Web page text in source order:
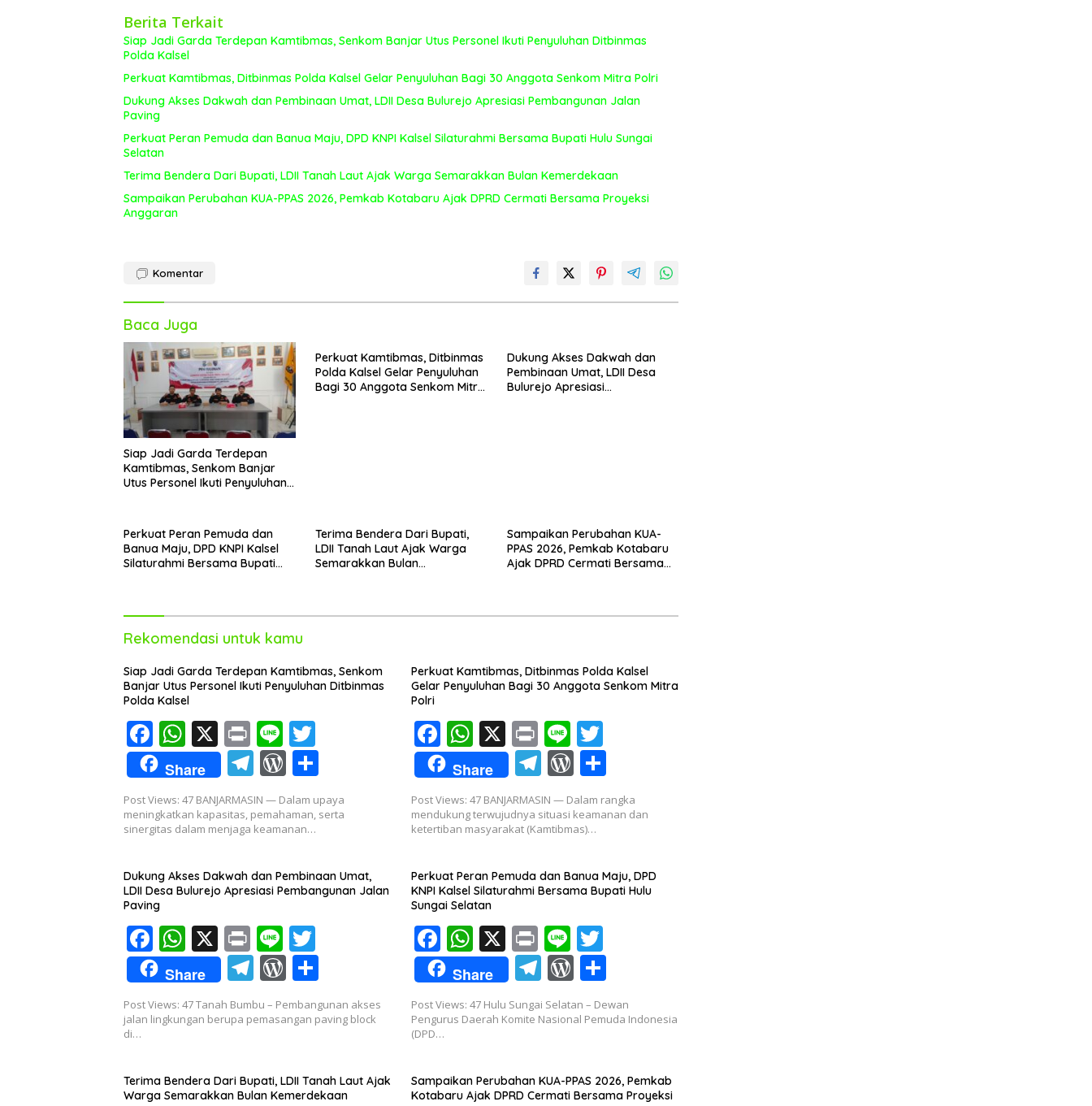
Berita Terkait
Siap Jadi Garda Terdepan Kamtibmas, Senkom Banjar Utus Personel Ikuti Penyuluhan Ditbinmas
Polda Kalsel
Perkuat Kamtibmas, Ditbinmas Polda Kalsel Gelar Penyuluhan Bagi 30 Anggota Senkom Mitra Polri
Dukung Akses Dakwah dan Pembinaan Umat, LDII Desa Bulurejo Apresiasi Pembangunan Jalan
Paving
Perkuat Peran Pemuda dan Banua Maju, DPD KNPI Kalsel Silaturahmi Bersama Bupati Hulu Sungai
Selatan
Terima Bendera Dari Bupati, LDII Tanah Laut Ajak Warga Semarakkan Bulan Kemerdekaan
Sampaikan Perubahan KUA-PPAS 2026, Pemkab Kotabaru Ajak DPRD Cermati Bersama Proyeksi
Anggaran
Komentar
Baca Juga
Siap Jadi Garda Terdepan
Kamtibmas, Senkom Banjar
Utus Personel Ikuti Penyuluhan
Perkuat Kamtibmas, Ditbinmas
Polda Kalsel Gelar Penyuluhan
Bagi 30 Anggota Senkom Mitra
Dukung Akses Dakwah dan
Pembinaan Umat, LDII Desa
Bulurejo Apresiasi
Perkuat Peran Pemuda dan
Banua Maju, DPD KNPI Kalsel
Silaturahmi Bersama Bupati
Terima Bendera Dari Bupati,
LDII Tanah Laut Ajak Warga
Semarakkan Bulan
Sampaikan Perubahan KUA-
PPAS 2026, Pemkab Kotabaru
Ajak DPRD Cermati Bersama
Rekomendasi untuk kamu
Siap Jadi Garda Terdepan Kamtibmas, Senkom
Banjar Utus Personel Ikuti Penyuluhan Ditbinmas
Polda Kalsel
F
ac
e
b
o
k
W
h
at
s
A
p
X Pr
in
t
Li
n
e
w
itt
er
Share T
el
e
gr
a
m
W
or
d
Pr
e
ss
h
ar
Post Views: 47 BANJARMASIN — Dalam upaya
meningkatkan kapasitas, pemahaman, serta
sinergitas dalam menjaga keamanan…
Perkuat Kamtibmas, Ditbinmas Polda Kalsel
Gelar Penyuluhan Bagi 30 Anggota Senkom Mitra
Polri
F
ac
e
b
o
o
k
W
h
at
s
A
p
X Pr
in
t
Li
n
e
T
w
itt
er
Share T
el
e
gr
a
m
W
or
d
Pr
e
ss
S
h
ar
Post Views: 47 BANJARMASIN — Dalam rangka
mendukung terwujudnya situasi keamanan dan
ketertiban masyarakat (Kamtibmas)…
Dukung Akses Dakwah dan Pembinaan Umat,
LDII Desa Bulurejo Apresiasi Pembangunan Jalan
Paving
F
ac
e
b
o
k
W
h
at
s
p
p
X Pr
in
t
Li
n
e
w
itt
er
Share T
el
e
a
m
W
or
d
e
ss
h
ar
Post Views: 47 Tanah Bumbu – Pembangunan akses
jalan lingkungan berupa pemasangan paving block
di…
Perkuat Peran Pemuda dan Banua Maju, DPD
KNPI Kalsel Silaturahmi Bersama Bupati Hulu
Sungai Selatan
F
ac
e
b
o
o
k
W
h
at
s
p
p
X Pr
in
t
Li
n
e
T
w
itt
er
Share T
el
e
a
m
W
or
d
e
ss
S
h
ar
Post Views: 47 Hulu Sungai Selatan – Dewan
Pengurus Daerah Komite Nasional Pemuda Indonesia
(DPD…
Terima Bendera Dari Bupati, LDII Tanah Laut Ajak
Warga Semarakkan Bulan Kemerdekaan
Sampaikan Perubahan KUA-PPAS 2026, Pemkab
Kotabaru Ajak DPRD Cermati Bersama Proyeksi